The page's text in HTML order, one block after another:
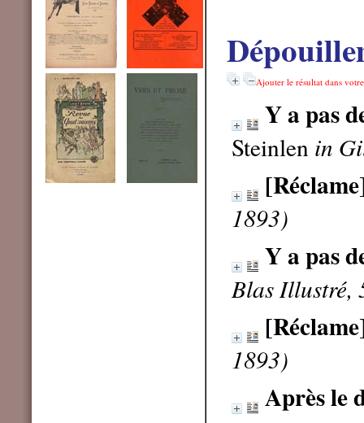
Ajouter le résultat dans
Y a pas
Steinlen in
1893)
Y a pas
Blas Illustré,
1893)
Après le